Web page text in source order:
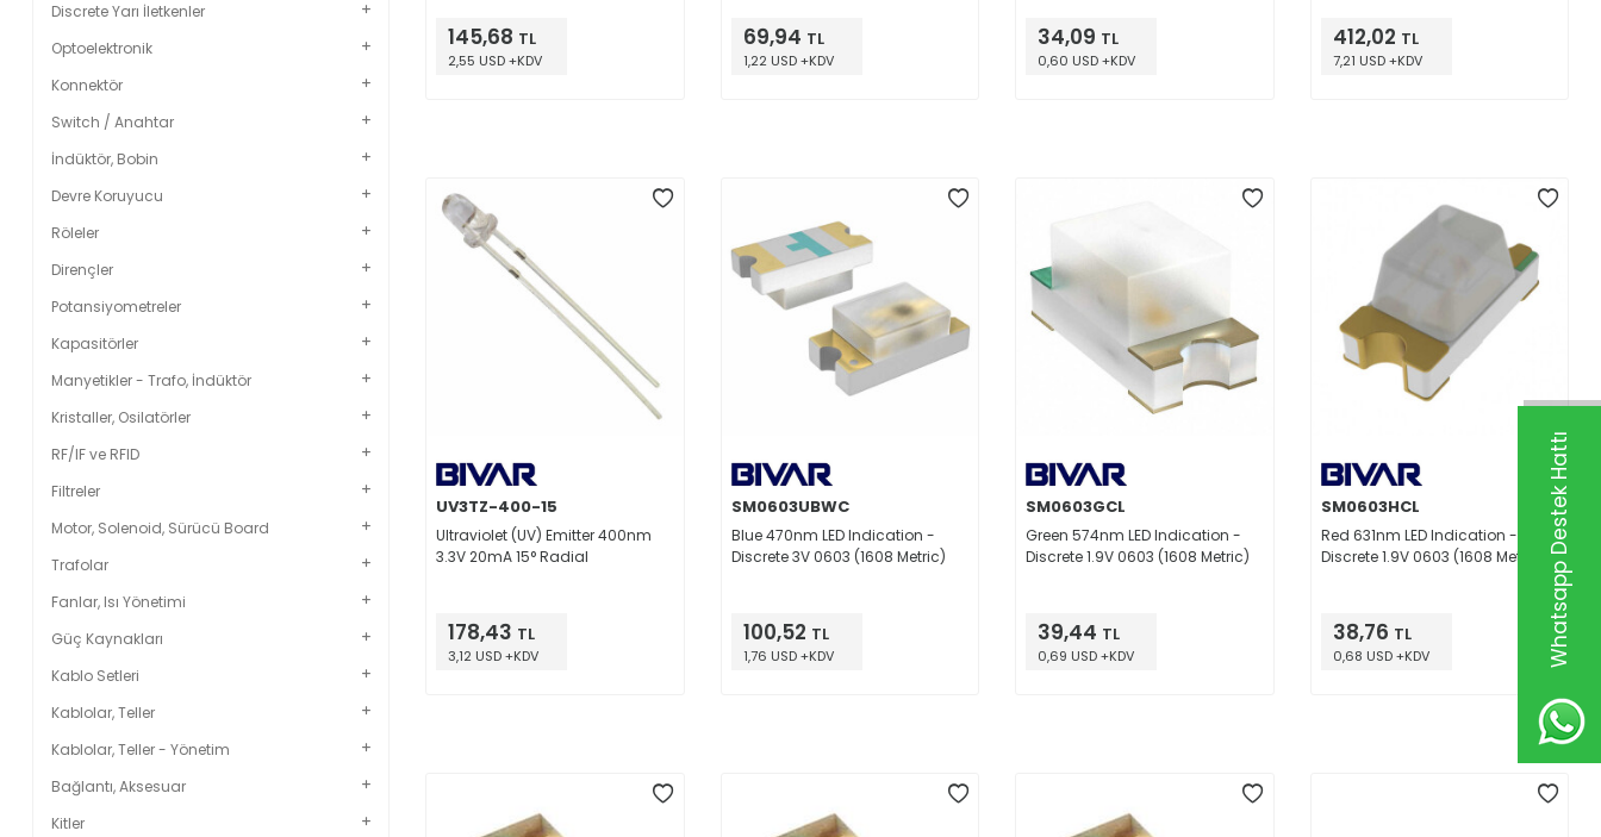
Whatsapp Destek Hattı
Discrete Yarı İletkenler
Optoelektronik
Konnektör
Switch / Anahtar
İndüktör, Bobin
Devre Koruyucu
Röleler
Dirençler
Potansiyometreler
Kapasitörler
Manyetikler - Trafo, İndüktör
Kristaller, Osilatörler
RF/IF ve RFID
Filtreler
Motor, Solenoid, Sürücü Board
Trafolar
Fanlar, Isı Yönetimi
Güç Kaynakları
Kablo Setleri
Kablolar, Teller
Kablolar, Teller - Yönetim
Bağlantı, Aksesuar
Kitler
Dia145,68 TL
2,55 USD +KDV
69,94 TL
1,22 USD +KDV
34,09 TL
0,60 USD +KDV
412,02 TL
7,21 USD +KDV
UV3TZ-400-15
Ultraviolet (UV) Emitter 400nm
3.3V 20mA 15° Radial
178,43 TL
3,12 USD +KDV
SM0603UBWC
Blue 470nm LED Indication -
Discrete 3V 0603 (1608 Metric)
100,52 TL
1,76 USD +KDV
SM0603GCL
Green 574nm LED Indication -
Discrete 1.9V 0603 (1608 Metric)
39,44 TL
0,69 USD +KDV
SM0603HCL
Red 631nm LED Indication -
Discrete 1.9V 0603 (1608 Metric)
38,76 TL
0,68 USD +KDV